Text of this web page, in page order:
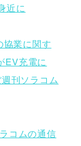
近に
協業に関す
EV充電に
刊ソラコム
コムの通信